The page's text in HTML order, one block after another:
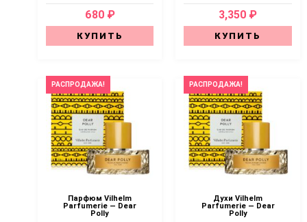
680 ₽
КУПИТЬ
3,350 ₽
КУПИТЬ
РАСПРОДАЖА!
Парфюм Vilhelm
Parfumerie — Dear
Polly
РАСПРОДАЖА!
Духи Vilhelm
Parfumerie — Dear
Polly